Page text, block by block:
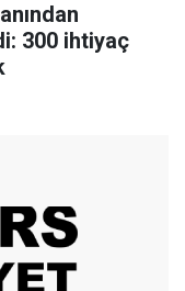
300 ihtiyaç